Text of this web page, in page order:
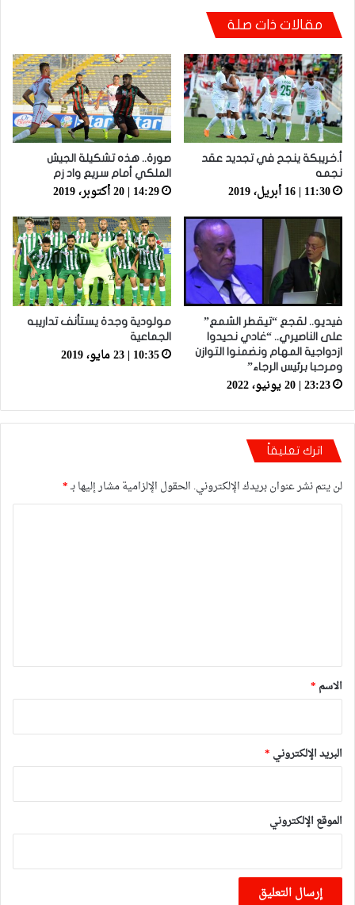
توالي النتائج السلبية يلاحق الوداد الرياضي بعد
مقالات ذات صلة
أ.خريبكة ينجح في تجديد عقد
نجمه
11:30 | 16 أبريل، 2019
صورة.. هذه تشكيلة الجيش
الملكي أمام سريع واد زم
14:29 | 20 أكتوبر، 2019
فيديو.. لقجع “تيقطر الشمع”
على الناصيري.. “غادي نحيدوا
ازدواجية المهام ونضمنوا التوازن
ومرحبا برئيس الرجاء”
23:23 | 20 يونيو، 2022
مولودية وجدة يستأنف تداريبه
الجماعية
10:35 | 23 مايو، 2019
اترك تعليقاً
لن يتم نشر عنوان بريدك الإلكتروني. الحقول الإلزامية مشار إليها بـ*
*
الاسم *
البريد الإلكتروني *
الموقع الإلكتروني